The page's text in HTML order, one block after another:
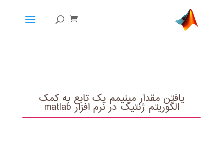
یافتن مقدار مینیمم یک تابع به کمک
الگوریتم ژنتیک در نرم افزار matlab